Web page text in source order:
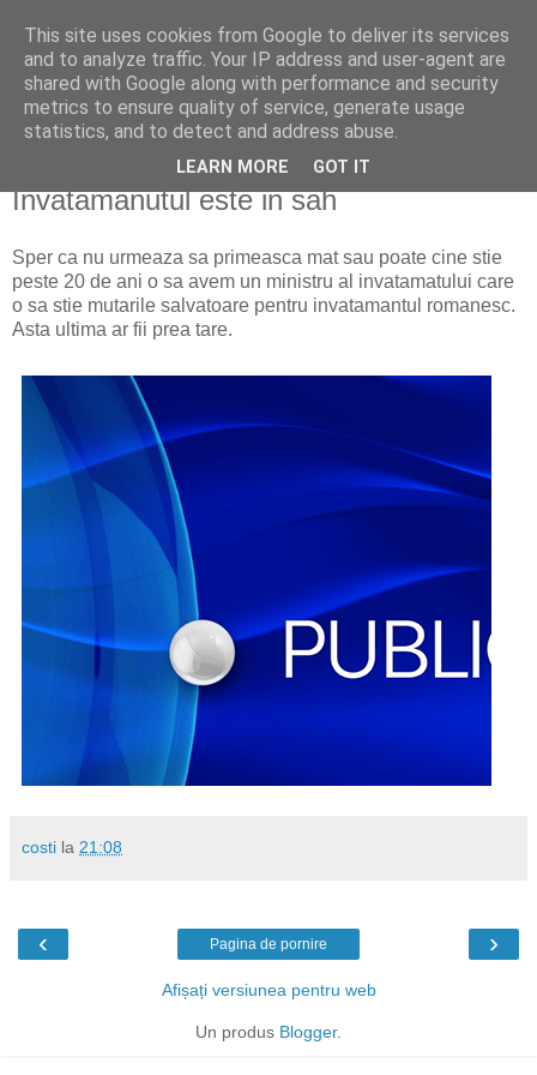
costyr.ro
întâmplări de pe Pământ
luni, 14 noiembrie 2011
Invatamanutul este in sah
Sper ca nu urmeaza sa primeasca mat sau poate cine stie
peste 20 de ani o sa avem un ministru al invatamatului care
o sa stie mutarile salvatoare pentru invatamantul romanesc.
Asta ultima ar fii prea tare.
costi la 21:08
‹ ›
Pagina de pornire
Afișați versiunea pentru web
Un produs Blogger.
This site uses cookies from Google to deliver its services
and to analyze traffic. Your IP address and user-agent are
shared with Google along with performance and security
metrics to ensure quality of service, generate usage
statistics, and to detect and address abuse.
LEARN MORE GOT IT